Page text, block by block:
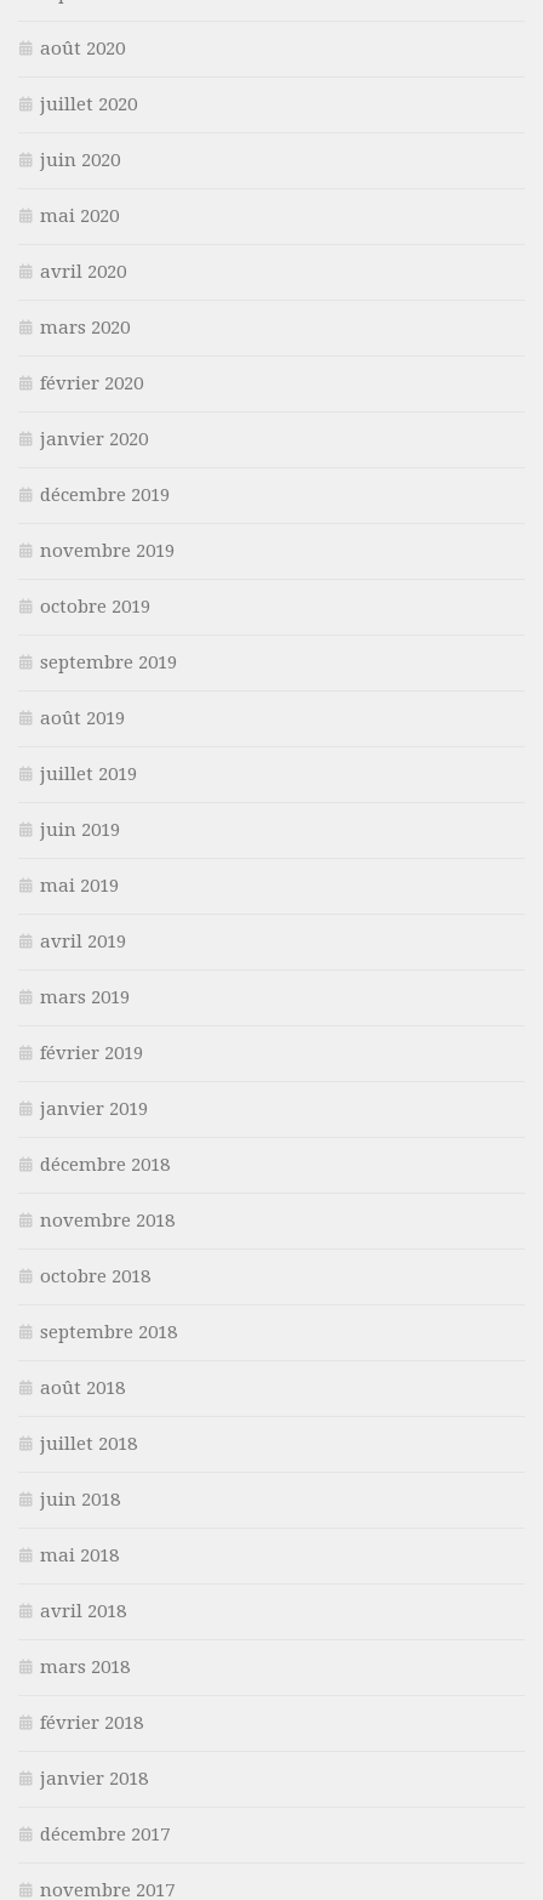
août 2020
juillet 2020
juin 2020
mai 2020
avril 2020
mars 2020
février 2020
janvier 2020
décembre 2019
novembre 2019
octobre 2019
septembre 2019
août 2019
juillet 2019
juin 2019
mai 2019
avril 2019
mars 2019
février 2019
janvier 2019
décembre 2018
novembre 2018
octobre 2018
septembre 2018
août 2018
juillet 2018
juin 2018
mai 2018
avril 2018
mars 2018
février 2018
janvier 2018
décembre 2017
novembre 2017